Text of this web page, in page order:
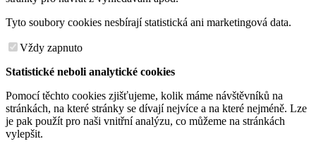
Tyto soubory cookies nesbírají statistická ani marketingová data.
Vždy zapnuto
Statistické neboli analytické cookies
Pomocí těchto cookies zjišťujeme, kolik máme návštěvníků na
stránkách, na které stránky se dívají nejvíce a na které nejméně. Lze
je pak použít pro naši vnitřní analýzu, co můžeme na stránkách
vylepšit.